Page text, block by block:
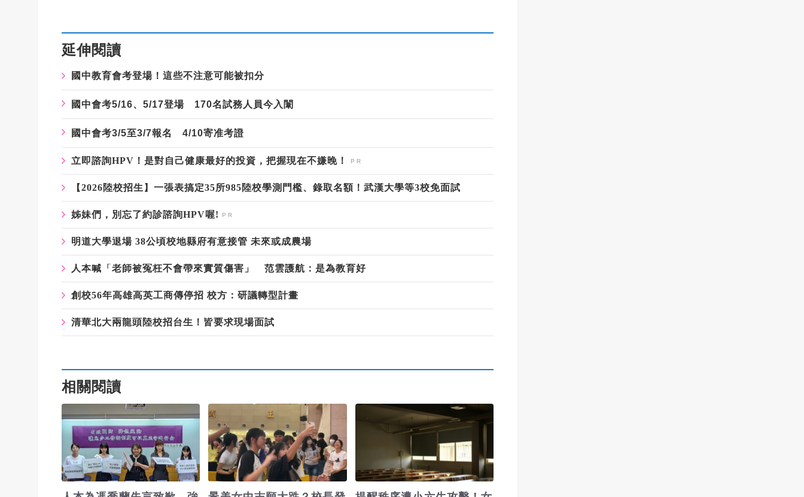
延伸閱讀
國中教育會考登場！這些不注意可能被扣分
國中會考5/16、5/17登場 170名試務人員今入闈
國中會考3/5至3/7報名 4/10寄准考證
立即諮詢HPV！是對自己健康最好的投資，把握現在不嫌晚！
【2026陸校招生】一張表搞定35所985陸校學測門檻、錄取名額！武漢大學等3校免面試
姊妹們，別忘了約診諮詢HPV喔!
明道大學退場 38公頃校地縣府有意接管 未來或成農場
人本喊「老師被冤枉不會帶來實質傷害」 范雲護航：是為教育好
創校56年高雄高英工商傳停招 校方：研議轉型計畫
清華北大兩龍頭陸校招台生！皆要求現場面試
相關閱讀